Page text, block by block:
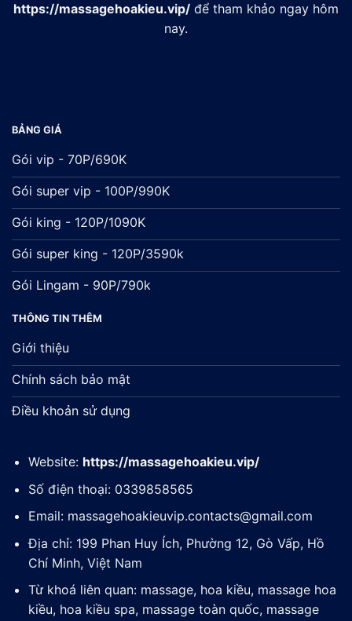
https://massagehoakieu.vip/ để tham khảo ngay hôm
nay.
BẢNG GIÁ
Gói vip - 70P/690K
Gói super vip - 100P/990K
Gói king - 120P/1090K
Gói super king - 120P/3590k
Gói Lingam - 90P/790k
THÔNG TIN THÊM
Giới thiệu
Chính sách bảo mật
Điều khoản sử dụng
Website: https://massagehoakieu.vip/
Số điện thoại: 0339858565
Email: massagehoakieuvip.contacts@gmail.com
Địa chỉ: 199 Phan Huy Ích, Phường 12, Gò Vấp, Hồ
Chí Minh, Việt Nam
Từ khoá liên quan: massage, hoa kiều, massage hoa
kiều, hoa kiều spa, massage toàn quốc, massage